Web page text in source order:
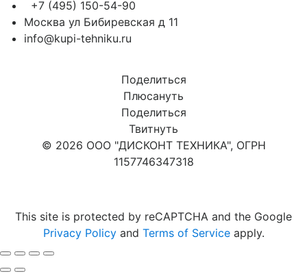
+7 (495) 150-54-90
Москва ул Бибиревская д 11
info@kupi-tehniku.ru
Поделиться
Плюсануть
Поделиться
Твитнуть
© 2026 ООО "ДИСКОНТ ТЕХНИКА", ОГРН
1157746347318
This site is protected by reCAPTCHA and the Google
Privacy Policyand Terms of Serviceapply.